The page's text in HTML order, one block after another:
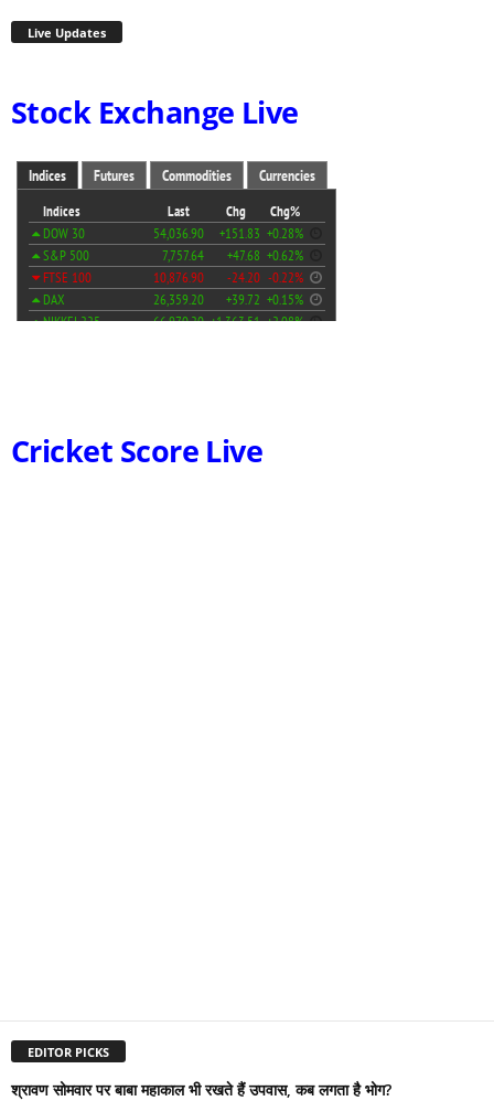
Live Updates
Stock Exchange Live
Cricket Score Live
EDITOR PICKS
श्रावण सोमवार पर बाबा महाकाल भी रखते हैं उपवास, कब लगता है भोग?